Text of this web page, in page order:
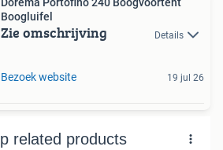
Dorema Portofino 240 Boogvoortent
Boogluifel
Zie omschrijving Details
Bezoek website 19 jul 26